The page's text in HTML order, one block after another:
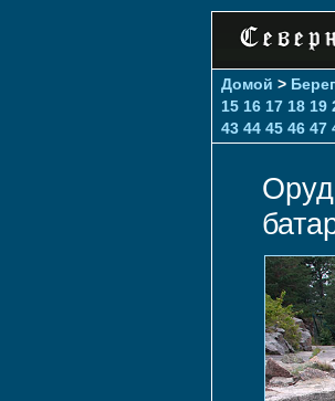
Домой >
15 16 17 18 19
43 44 45 46 47